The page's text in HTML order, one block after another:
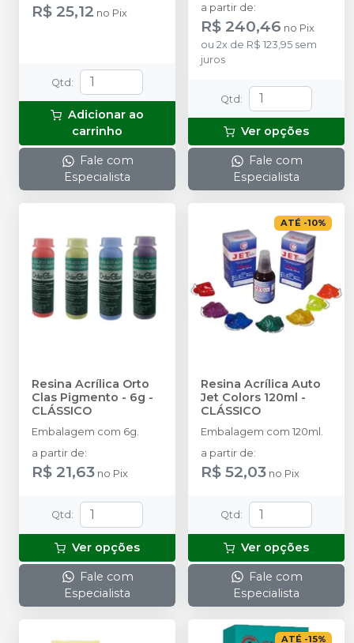
R$ 25,12 no Pix
Qtd:
Adicionar ao
carrinho
Fale com
Especialista
a partir de:
R$ 240,46 no Pix
ou 2x de R$ 123,95 sem
juros
Qtd:
Ver opções
Fale com
Especialista
Resina Acrílica Orto
Clas Pigmento - 6g -
CLÁSSICO
Embalagem com 6g.
a partir de:
R$ 21,63 no Pix
Qtd :
Ver opções
Fale com
Especialista
ATÉ -10%
Resina Acrílica Auto
Jet Colors 120ml -
CLÁSSICO
Embalagem com 120ml.
a partir de:
R$ 52,03 no Pix
Qtd :
Ver opções
Fale com
Especialista
ATÉ -15%